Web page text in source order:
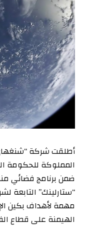
أطلقت شركة
المملوكة للحكومة
ضمن برنامج فضائي
“ستارلينك”
مهمة لأهداف بكين
الهيمنة على قطاع